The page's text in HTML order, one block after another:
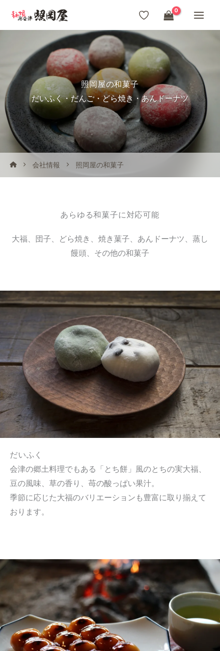
プ
照岡屋の和菓子
だいふく・だんご・どら焼き・あんドーナツ
会社情報 照岡屋の和菓子
あらゆる和菓子に対応可能
大福、団子、どら焼き、焼き菓子、あんドーナツ、蒸し
饅頭、その他の和菓子
だいふく
会津の郷土料理でもある「とち餅」風のとちの実大福、
豆の風味、草の香り、苺の酸っぱい果汁。
季節に応じた大福のバリエーションも豊富に取り揃えて
おります。